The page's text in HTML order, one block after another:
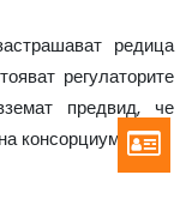
редица
регулаторите
предвид, че
консорциума.